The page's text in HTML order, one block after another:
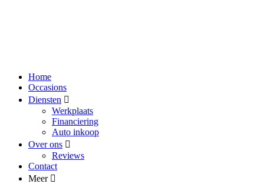
Home
Occasions
Diensten
Werkplaats
Financiering
Auto inkoop
Over ons
Reviews
Contact
Meer